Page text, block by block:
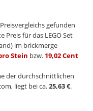
gefunden
Preis für das LEGO Set
im brickmerge
Stein bzw. 19,02 Cent
der durchschnittlichen
liegt bei ca.25,63 €.